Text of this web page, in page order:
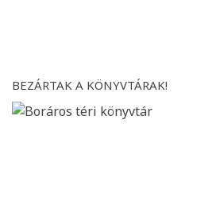
BEZÁRTAK A KÖNYVTÁRAK!